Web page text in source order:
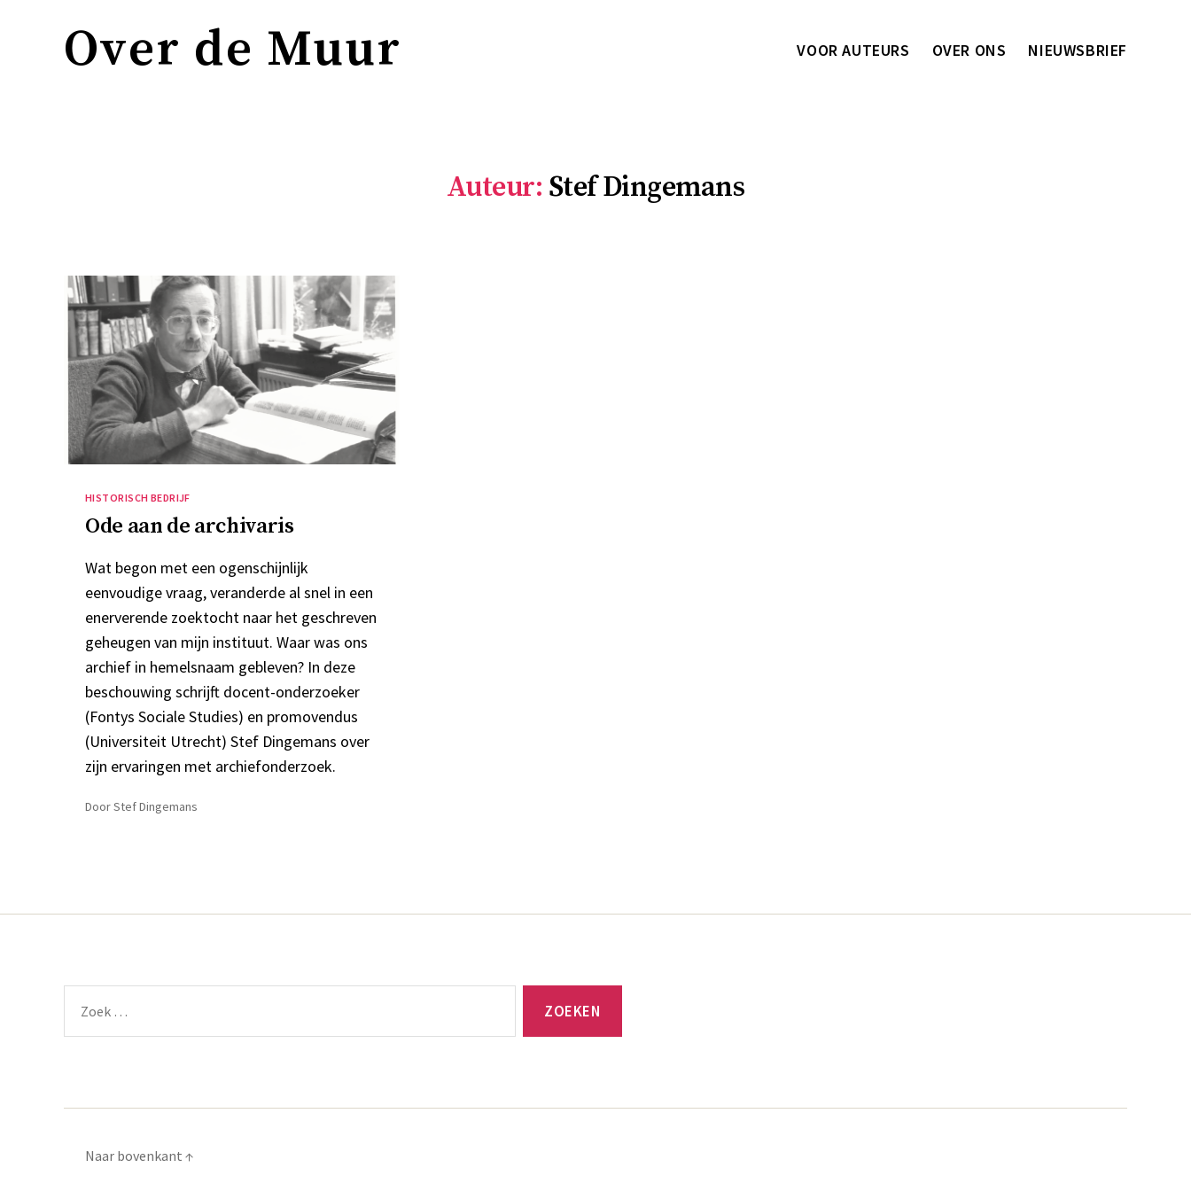
Over de Muur VOOR AUTEURS OVER ONS NIEUWSBRIEF
Auteur: Stef Dingemans
Categorieën
HISTORISCH BEDRIJF
Ode aan de archivaris
Wat begon met een ogenschijnlijk
eenvoudige vraag, veranderde al snel in een
enerverende zoektocht naar het geschreven
geheugen van mijn instituut. Waar was ons
archief in hemelsnaam gebleven? In deze
beschouwing schrijft docent-onderzoeker
(Fontys Sociale Studies) en promovendus
(Universiteit Utrecht) Stef Dingemans over
zijn ervaringen met archiefonderzoek.
DoorStef Dingemans
naar:
Naar bovenkant ↑